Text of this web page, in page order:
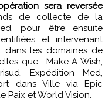
sera reversée
de collecte de la
pour être ensuite
et intervenant
dans les domaines de
que : Make A Wish,
Expédition Med,
dans Ville via Epic
Paix et World Vision.